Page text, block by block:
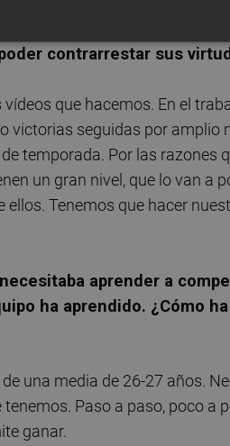
a ElPozo en los tres
contrarrestar sus
que hacemos. En el
victorias seguidas por amplio
temporada. Por las razones
un gran nivel, que lo van a
Tenemos que hacer
aprender a
ha aprendido. ¿Cómo
una media de 26-27 años.
Paso a paso, poco a
ganar.